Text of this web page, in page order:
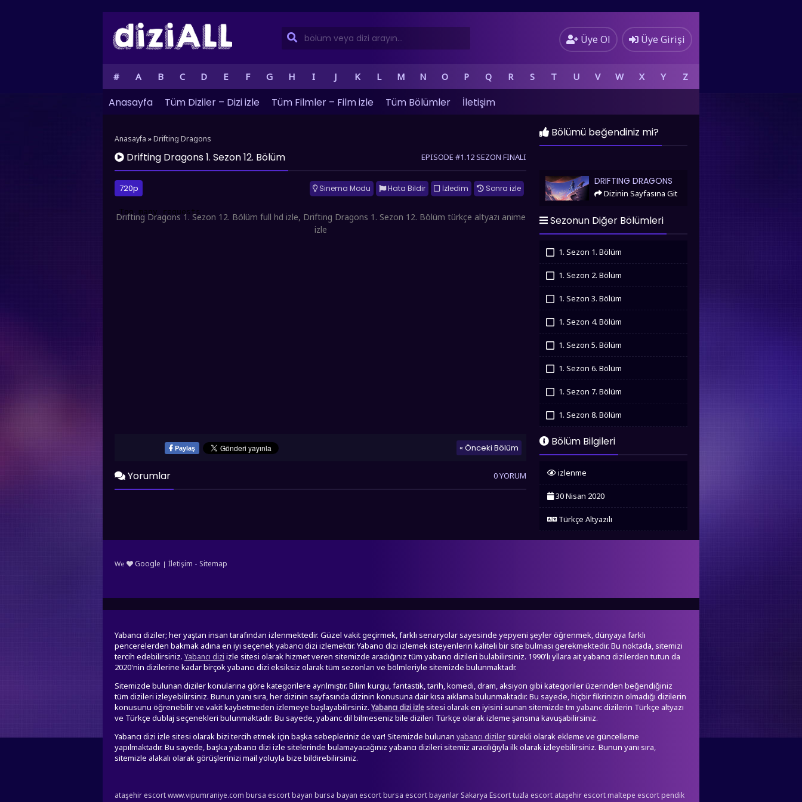
Üye Ol Üye Girişi
# A B C D E F G H I J K L M N O P Q R S T U V W X Y Z
Anasayfa Tüm Diziler – Dizi izle Tüm Filmler – Film izle Tüm Bölümler İletişim
Anasayfa »Drifting Dragons
Drifting Dragons 1. Sezon 12. Bölüm EPISODE #1.12 SEZON FINALI
720p Sonra izle
İzledim
Hata Bildir
Sinema Modu
Drifting Dragons 1. Sezon 12. Bölüm full hd izle, Drifting Dragons 1. Sezon 12. Bölüm türkçe altyazı anime
izle
Paylaş « Önceki Bölüm
Bölümü beğendiniz mi?
Drifting Dragons DRIFTING DRAGONS
Dizinin Sayfasına Git
Sezonun Diğer Bölümleri
1. Sezon 1. Bölüm
1. Sezon 2. Bölüm
1. Sezon 3. Bölüm
1. Sezon 4. Bölüm
1. Sezon 5. Bölüm
1. Sezon 6. Bölüm
1. Sezon 7. Bölüm
1. Sezon 8. Bölüm
İzledim
1. Sezon 9. Bölüm
İzledim
İzledim
İzledim
Bölüm Bilgileri
izlenme
30 Nisan 2020
Türkçe Altyazılı
Yorumlar 0 YORUM
We Google | İletişim - Sitemap
Yabancı diziler; her yaştan insan tarafından izlenmektedir. Güzel vakit geçirmek, farklı senaryolar sayesinde yepyeni şeyler öğrenmek, dünyaya farklı
pencerelerden bakmak adına en iyi seçenek yabancı dizi izlemektir. Yabancı dizi izlemek isteyenlerin kaliteli bir site bulması gerekmektedir. Bu noktada, sitemizi
tercih edebilirsiniz. Yabancı dizi izle sitesi olarak hizmet veren sitemizde aradığınız tüm yabancı dizileri bulabilirsiniz. 1990'lı yllara ait yabancı dizilerden tutun da
2020'nin dizilerine kadar birçok yabancı dizi eksiksiz olarak tüm sezonları ve bölmleriyle sitemizde bulunmaktadr.
Sitemizde bulunan diziler konularına göre kategorilere ayrılmıştır. Bilim kurgu, fantastik, tarih, komedi, dram, aksiyon gibi kategoriler üzerinden beğendiğiniz
tüm dizileri izleyebilirsiniz. Bunun yanı sıra, her dizinin sayfasında dizinin konusuna dair kısa aıklama bulunmaktadır. Bu sayede, hiçbir fikrinizin olmadığı dizilerin
konusunu öğrenebilir ve vakit kaybetmeden izlemeye başlayabilirsiniz. Yabancı dizi izlesitesi olarak en iyisini sunan sitemizde tm yabanc dizilerin Türkçe altyazı
ve Türkçe dublaj seçenekleri bulunmaktadır. Bu sayede, yabanc dil bilmeseniz bile dizileri Türkçe olarak izleme şansına kavuşabilirsiniz.
Yabancı dizi izle sitesi olarak bizi tercih etmek için başka sebepleriniz de var! Sitemizde bulunan yabancı dizilersürekli olarak ekleme ve güncelleme
yapılmaktadır. Bu sayede, başka yabancı dizi izle sitelerinde bulamayacağınız yabancı dizileri sitemiz aracılığıyla ilk olarak izleyebilirsiniz. Bunun yanı sıra,
sitemizle alakalı olarak görüşlerinizi mail yoluyla bize bildirebilirsiniz.
ataşehir escortwww.vipumraniye.com bursa escort bayan bursa bayan escortbursa escort bayanlar Sakarya Escorttuzla escort ataşehir escortmaltepe escortpendik